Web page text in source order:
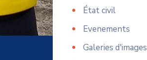
État civil
Evenements
Galeries d'images